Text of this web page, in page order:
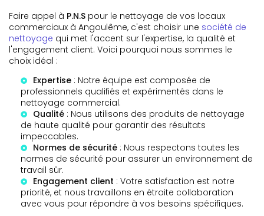
Faire appel à P.N.S pour le nettoyage de vos locaux
commerciaux à Angoulême, c'est choisir une société de
nettoyage qui met l'accent sur l'expertise, la qualité et
l'engagement client. Voici pourquoi nous sommes le
choix idéal :
Expertise : Notre équipe est composée de
professionnels qualifiés et expérimentés dans le
nettoyage commercial.
Qualité : Nous utilisons des produits de nettoyage
de haute qualité pour garantir des résultats
impeccables.
Normes de sécurité : Nous respectons toutes les
normes de sécurité pour assurer un environnement de
travail sûr.
Engagement client : Votre satisfaction est notre
priorité, et nous travaillons en étroite collaboration
avec vous pour répondre à vos besoins spécifiques.